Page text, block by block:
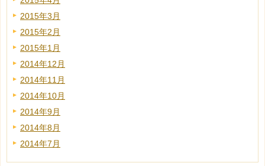
2015年3月
2015年2月
2015年1月
2014年12月
2014年11月
2014年10月
2014年9月
2014年8月
2014年7月